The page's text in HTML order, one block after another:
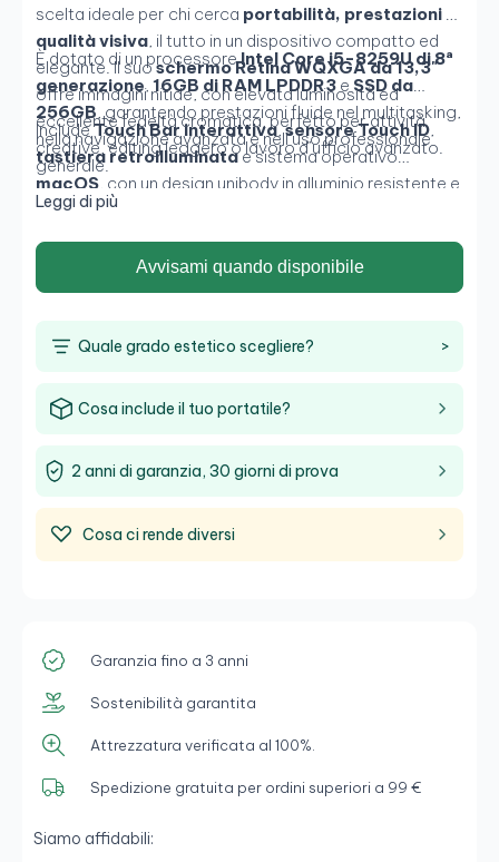
scelta ideale per chi cerca portabilità, prestazioni e
qualità visiva, il tutto in un dispositivo compatto ed
elegante. Il suoschermo Retina WQXGA da 13,3"
offre immagini nitide, con elevata luminosità ed
eccellente fedeltà cromatica, perfetto per attività
creative, editing leggero o lavoro d’ufficio avanzato.
È dotato di un processoreIntel Core i5-8259U di 8ª
generazione, 16GB di RAM LPDDR3 e SSD da
256GB, garantendo prestazioni fluide nel multitasking,
nella navigazione avanzata e nell’uso professionale
generale.
IncludeTouch Bar interattiva,sensore Touch ID,
tastiera retroilluminatae sistema operativo
macOS , con un design unibody in alluminio resistente e
sofisticato.
Leggi di più
Avvisami quando disponibile
Quale grado estetico scegliere? >
Cosa include il tuo portatile?
2 anni di garanzia, 30 giorni di prova
Cosa ci rende diversi
Garanzia fino a 3 anni
Sostenibilità garantita
Attrezzatura verificata al 100%.
Spedizione gratuita per ordini superiori a 99 €
Siamo affidabili: